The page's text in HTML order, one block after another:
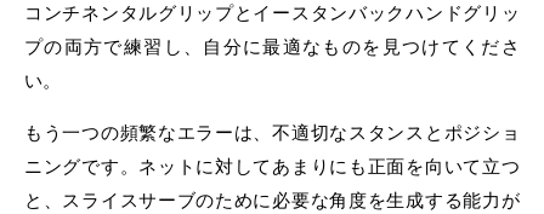
コンチネンタルグリップとイースタンバックハンドグリッ
プの両方で練習し、自分に最適なものを見つけてくださ
い。
もう一つの頻繁なエラーは、不適切なスタンスとポジショ
ニングです。ネットに対してあまりにも正面を向いて立つ
と、スライスサーブのために必要な角度を生成する能力が